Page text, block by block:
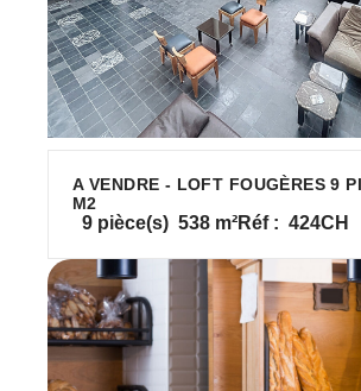
A VENDRE - LOFT FOUGÈRES 9
M2
9 pièce(s) 538 m²Réf : 424CH